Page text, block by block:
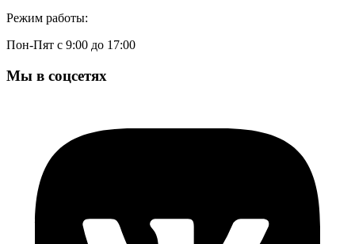
Режим работы:
Пон-Пят с 9:00 до 17:00
Мы в соцсетях